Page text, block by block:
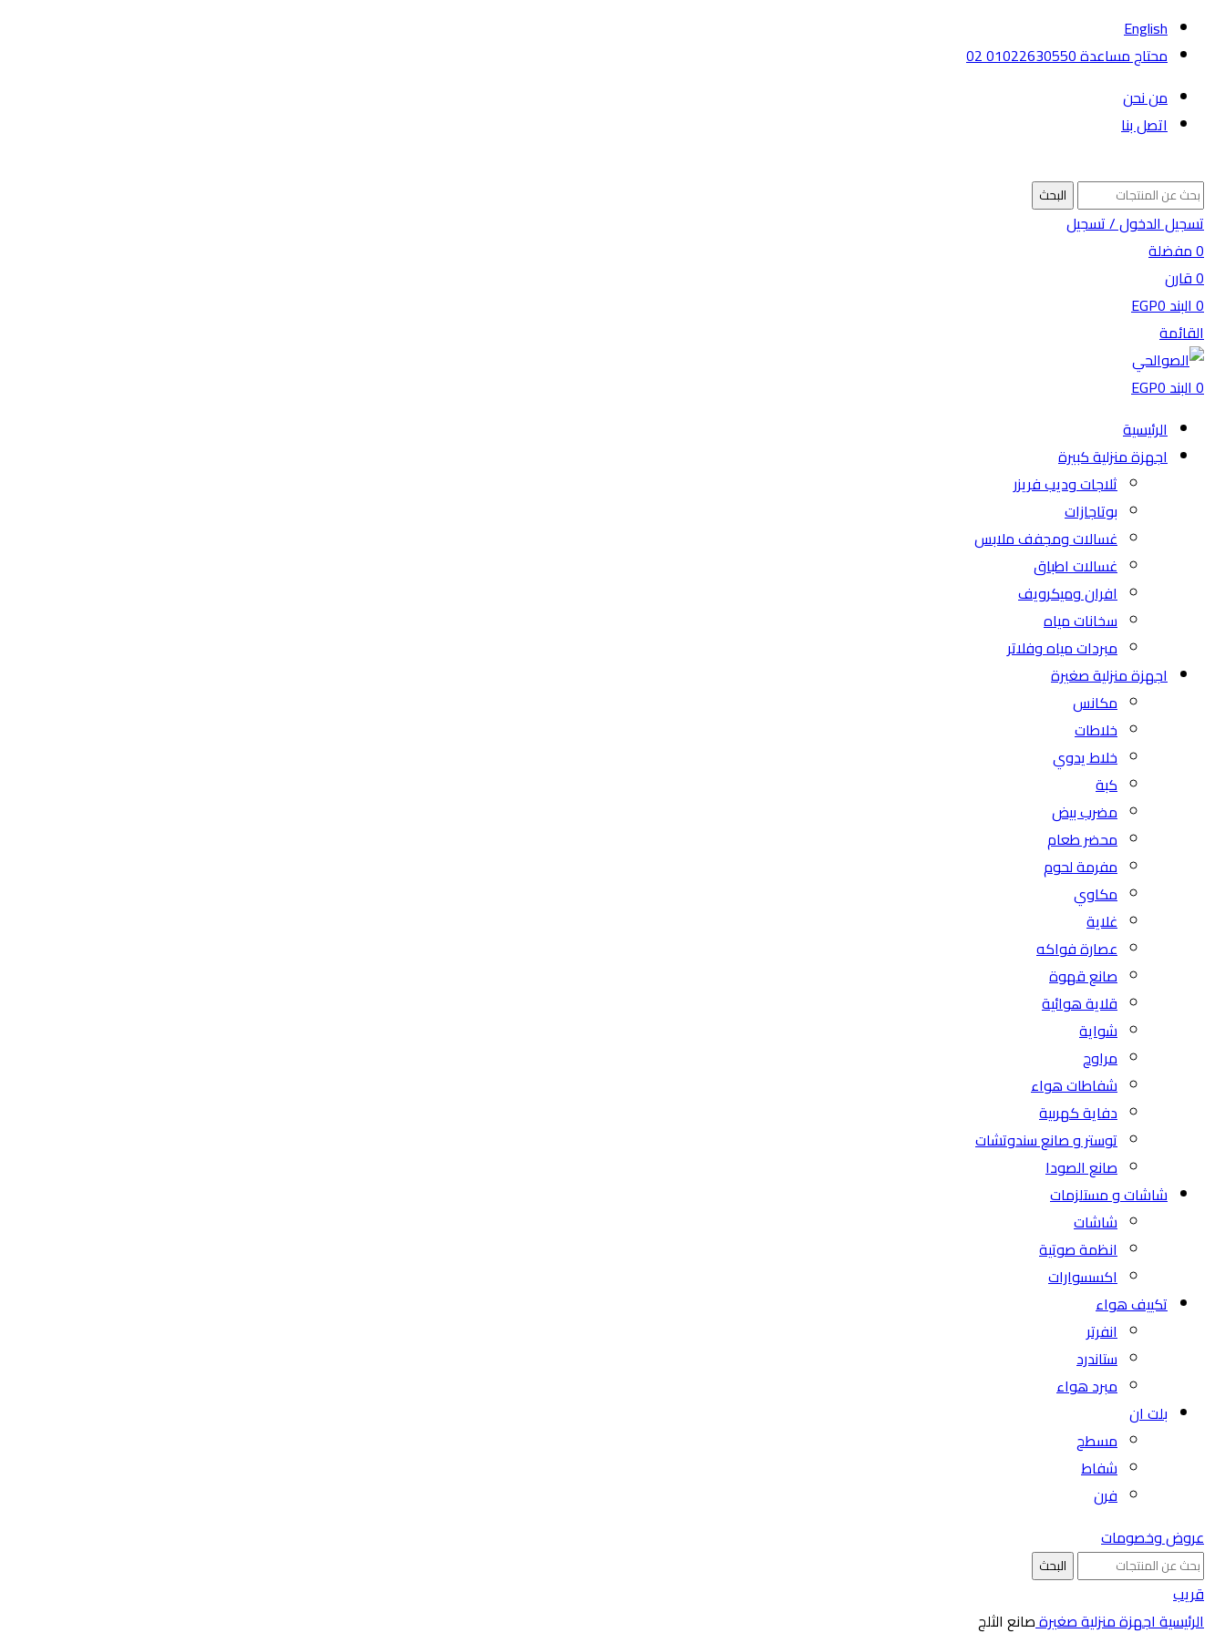
English
محتاج مساعدة 01022630550 02
من نحن
اتصل بنا
البحث
تسجيل الدخول / تسجيل
0مفضلة
0قارن
0البند EGP0
القائمة
0البند EGP0
الرئيسية
اجهزة منزلية كبيرة
ثلاجات وديب فريزر
بوتاجازات
غسالات ومجفف ملابس
غسالات اطباق
افران وميكرويف
سخانات مياه
مبردات مياه وفلاتر
اجهزة منزلية صغيرة
مكانس
خلاطات
خلاط يدوي
كبة
مضرب بيض
محضر طعام
مفرمة لحوم
مكاوي
غلاية
عصارة فواكه
صانع قهوة
قلاية هوائية
شواية
مراوح
شفاطات هواء
دفاية كهربية
توستر و صانع سندوتشات
صانع الصودا
شاشات و مستلزمات
شاشات
انظمة صوتية
اكسسوارات
تكييف هواء
انفرتر
ستاندرد
مبرد هواء
بلت ان
مسطح
شفاط
فرن
عروض وخصومات
البحث
قريب
الرئيسيةاجهزة منزلية صغيرةصانع الثلج